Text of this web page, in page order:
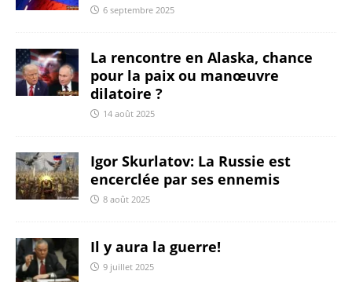
6 septembre 2025
La rencontre en Alaska, chance
pour la paix ou manœuvre
dilatoire ?
14 août 2025
Igor Skurlatov: La Russie est
encerclée par ses ennemis
8 août 2025
Il y aura la guerre!
9 juillet 2025